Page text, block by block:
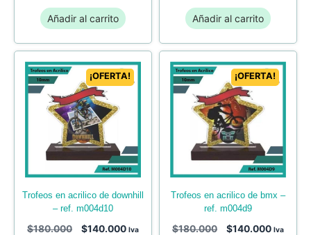
Añadir al carrito Añadir al carrito
¡OFERTA!
trofeos en acrilico de downhill
– ref. m004d10
$180.000 $140.000 Iva
¡OFERTA!
trofeos en acrilico de bmx –
ref. m004d9
$180.000 $140.000 Iva